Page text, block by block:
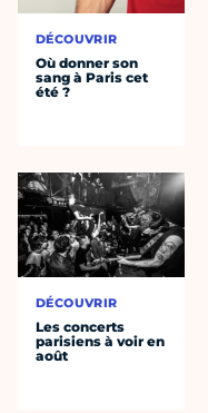
DÉCOUVRIR
Où donner son
sang à Paris cet
été ?
DÉCOUVRIR
Les concerts
parisiens à voir en
août